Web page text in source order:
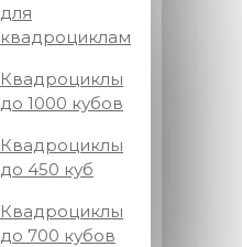
для
квадроциклам
Квадроциклы
до 1000 кубов
Квадроциклы
до 450 куб
Квадроциклы
до 700 кубов